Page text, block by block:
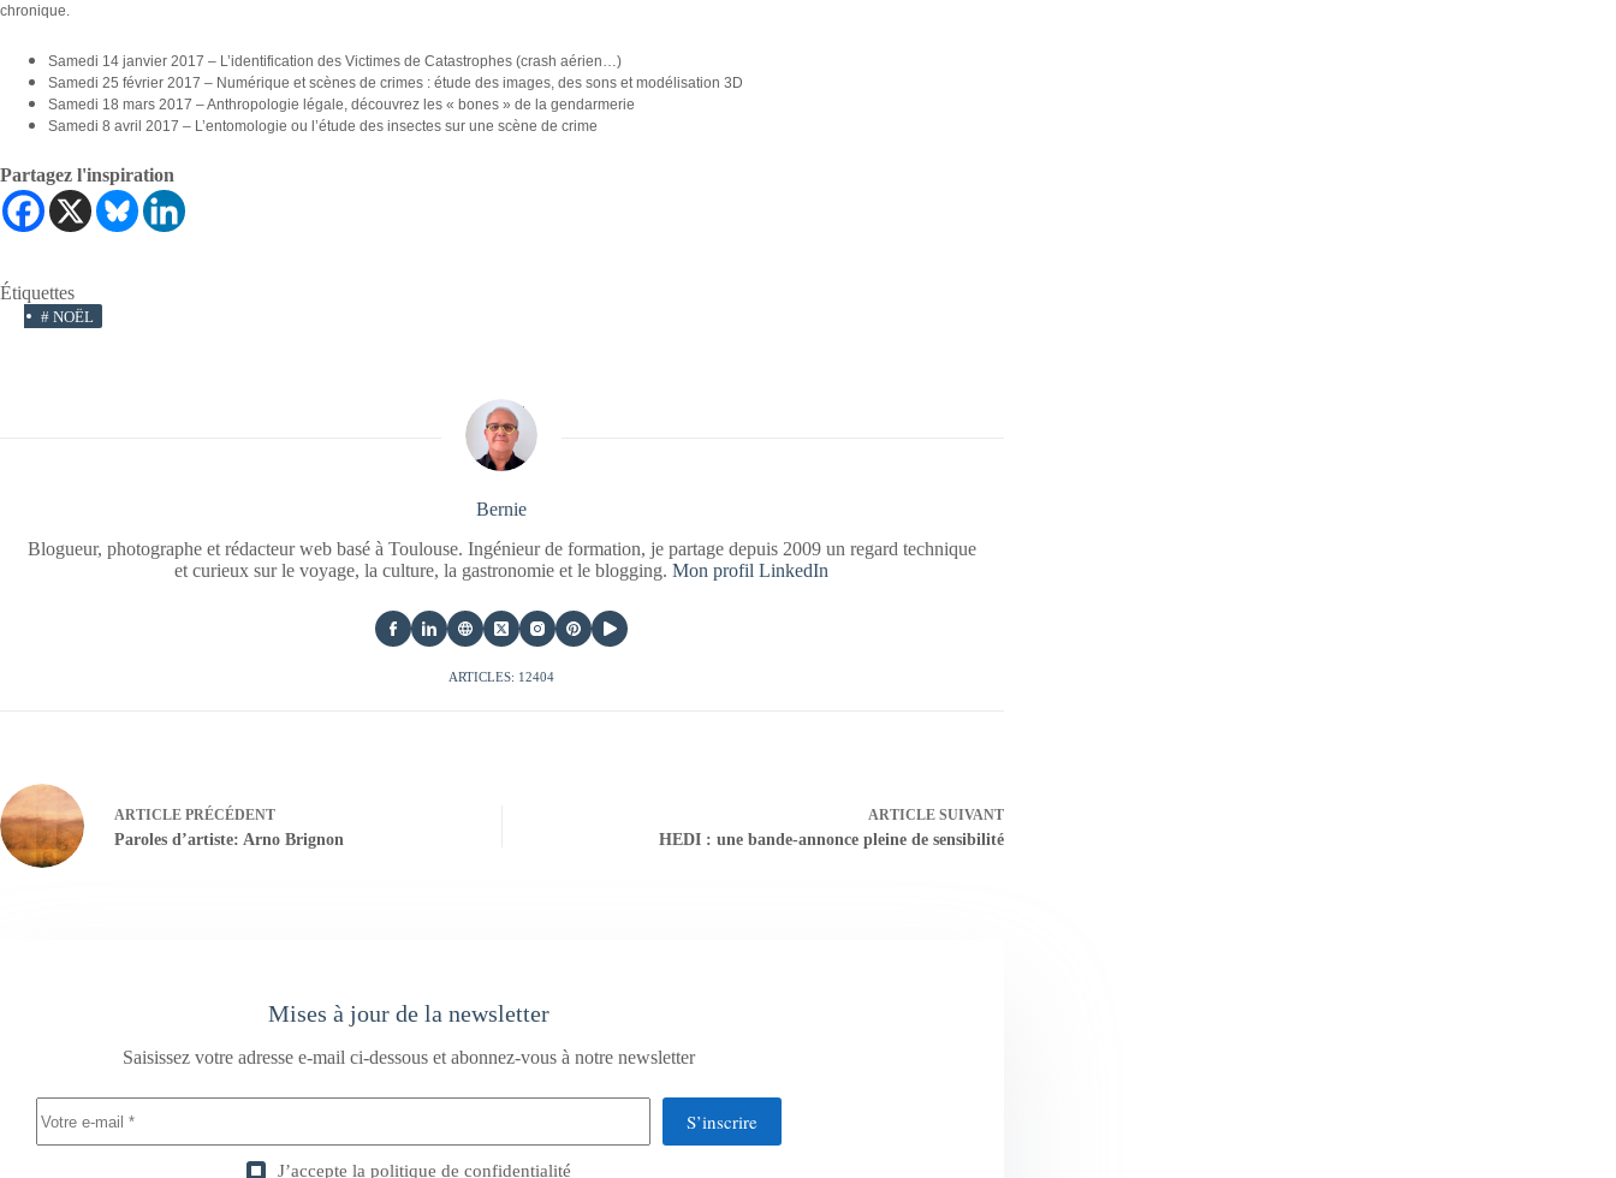
chronique.
Samedi 14 janvier 2017 – L’identification des Victimes de Catastrophes (crash aérien…)
Samedi 25 février 2017 – Numérique et scènes de crimes : étude des images, des sons et modélisation 3D
Samedi 18 mars 2017 – Anthropologie légale, découvrez les « bones » de la gendarmerie
Samedi 8 avril 2017 – L’entomologie ou l’étude des insectes sur une scène de crime
Partagez l'inspiration
Étiquettes
# NOËL
Bernie
Blogueur, photographe et rédacteur web basé à Toulouse. Ingénieur de formation, je partage depuis 2009 un regard technique
et curieux sur le voyage, la culture, la gastronomie et le blogging.Mon profil LinkedIn
ARTICLES: 12404
ARTICLE PRÉCÉDENT
Paroles d’artiste: Arno Brignon
ARTICLESUIVANT
HEDI : une bande-annonce pleine de sensibilité
Mises à jour de la newsletter
Saisissez votre adresse e-mail ci-dessous et abonnez-vous à notre newsletter
S’inscrire
J’accepte la politique de confidentialité